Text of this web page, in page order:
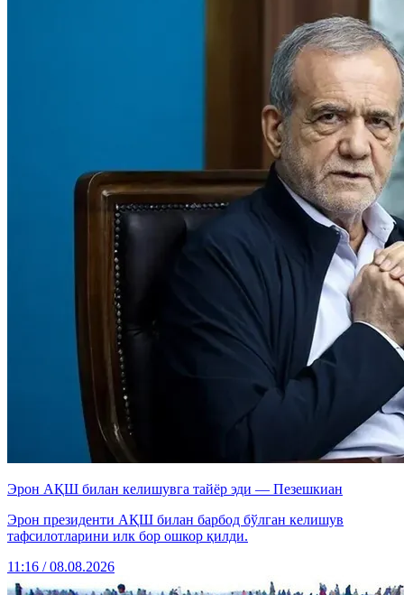
Эрон АҚШ билан келишувга тайёр эди — Пезешкиан
Эрон президенти АҚШ билан барбод бўлган келишув
тафсилотларини илк бор ошкор қилди.
11:16 / 08.08.2026